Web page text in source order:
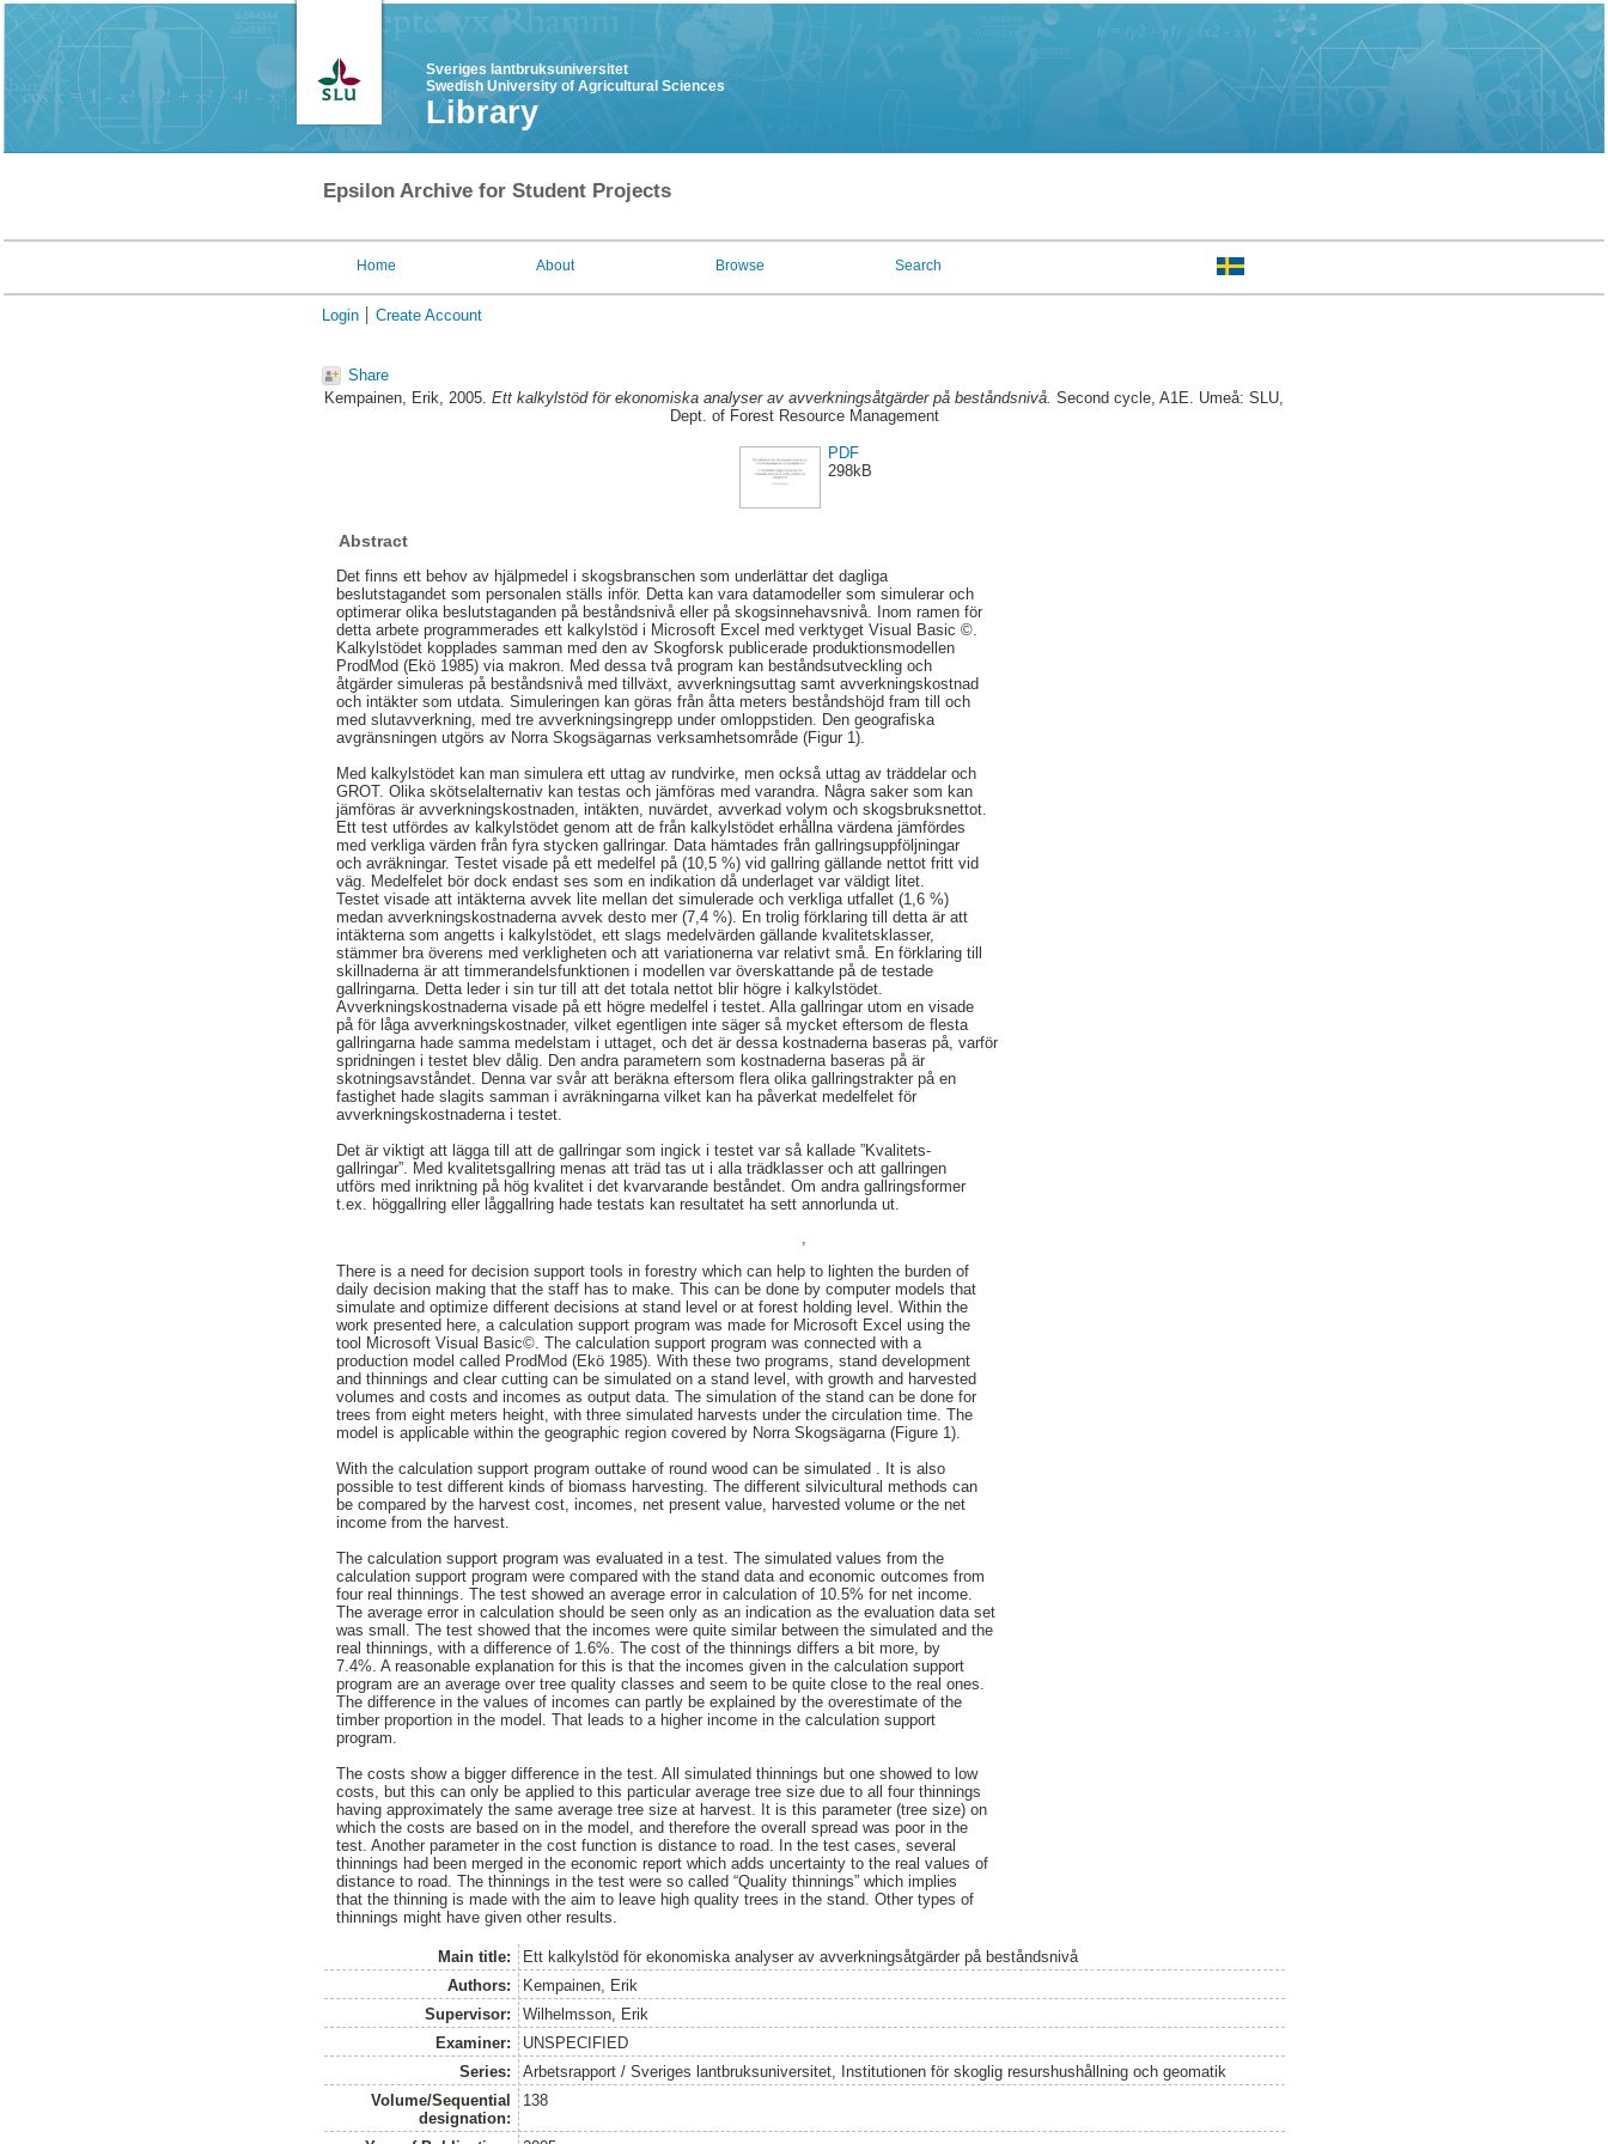
Sveriges lantbruksuniversitet
Swedish University of Agricultural Sciences
Library
Epsilon Archive for Student Projects
Home About Browse Search
Login Create Account
Share
Kempainen, Erik, 2005. Ett kalkylstöd för ekonomiska analyser av avverkningsåtgärder på beståndsnivå. Second cycle, A1E. Umeå: SLU,
Dept. of Forest Resource Management
PDF
298kB
Abstract
Det finns ett behov av hjälpmedel i skogsbranschen som underlättar det dagliga
beslutstagandet som personalen ställs inför. Detta kan vara datamodeller som simulerar och
optimerar olika beslutstaganden på beståndsnivå eller på skogsinnehavsnivå. Inom ramen för
detta arbete programmerades ett kalkylstöd i Microsoft Excel med verktyget Visual Basic ©.
Kalkylstödet kopplades samman med den av Skogforsk publicerade produktionsmodellen
ProdMod (Ekö 1985) via makron. Med dessa två program kan beståndsutveckling och
åtgärder simuleras på beståndsnivå med tillväxt, avverkningsuttag samt avverkningskostnad
och intäkter som utdata. Simuleringen kan göras från åtta meters beståndshöjd fram till och
med slutavverkning, med tre avverkningsingrepp under omloppstiden. Den geografiska
avgränsningen utgörs av Norra Skogsägarnas verksamhetsområde (Figur 1).
Med kalkylstödet kan man simulera ett uttag av rundvirke, men också uttag av träddelar och
GROT. Olika skötselalternativ kan testas och jämföras med varandra. Några saker som kan
jämföras är avverkningskostnaden, intäkten, nuvärdet, avverkad volym och skogsbruksnettot.
Ett test utfördes av kalkylstödet genom att de från kalkylstödet erhållna värdena jämfördes
med verkliga värden från fyra stycken gallringar. Data hämtades från gallringsuppföljningar
och avräkningar. Testet visade på ett medelfel på (10,5 %) vid gallring gällande nettot fritt vid
väg. Medelfelet bör dock endast ses som en indikation då underlaget var väldigt litet.
Testet visade att intäkterna avvek lite mellan det simulerade och verkliga utfallet (1,6 %)
medan avverkningskostnaderna avvek desto mer (7,4 %). En trolig förklaring till detta är att
intäkterna som angetts i kalkylstödet, ett slags medelvärden gällande kvalitetsklasser,
stämmer bra överens med verkligheten och att variationerna var relativt små. En förklaring till
skillnaderna är att timmerandelsfunktionen i modellen var överskattande på de testade
gallringarna. Detta leder i sin tur till att det totala nettot blir högre i kalkylstödet.
Avverkningskostnaderna visade på ett högre medelfel i testet. Alla gallringar utom en visade
på för låga avverkningskostnader, vilket egentligen inte säger så mycket eftersom de flesta
gallringarna hade samma medelstam i uttaget, och det är dessa kostnaderna baseras på, varför
spridningen i testet blev dålig. Den andra parametern som kostnaderna baseras på är
skotningsavståndet. Denna var svår att beräkna eftersom flera olika gallringstrakter på en
fastighet hade slagits samman i avräkningarna vilket kan ha påverkat medelfelet för
avverkningskostnaderna i testet.
Det är viktigt att lägga till att de gallringar som ingick i testet var så kallade ”Kvalitets-
gallringar”. Med kvalitetsgallring menas att träd tas ut i alla trädklasser och att gallringen
utförs med inriktning på hög kvalitet i det kvarvarande beståndet. Om andra gallringsformer
t.ex. höggallring eller låggallring hade testats kan resultatet ha sett annorlunda ut.
There is a need for decision support tools in forestry which can help to lighten the burden of
daily decision making that the staff has to make. This can be done by computer models that
simulate and optimize different decisions at stand level or at forest holding level. Within the
work presented here, a calculation support program was made for Microsoft Excel using the
tool Microsoft Visual Basic©. The calculation support program was connected with a
production model called ProdMod (Ekö 1985). With these two programs, stand development
and thinnings and clear cutting can be simulated on a stand level, with growth and harvested
volumes and costs and incomes as output data. The simulation of the stand can be done for
trees from eight meters height, with three simulated harvests under the circulation time. The
model is applicable within the geographic region covered by Norra Skogsägarna (Figure 1).
With the calculation support program outtake of round wood can be simulated . It is also
possible to test different kinds of biomass harvesting. The different silvicultural methods can
be compared by the harvest cost, incomes, net present value, harvested volume or the net
income from the harvest.
The calculation support program was evaluated in a test. The simulated values from the
calculation support program were compared with the stand data and economic outcomes from
four real thinnings. The test showed an average error in calculation of 10.5% for net income.
The average error in calculation should be seen only as an indication as the evaluation data set
was small. The test showed that the incomes were quite similar between the simulated and the
real thinnings, with a difference of 1.6%. The cost of the thinnings differs a bit more, by
7.4%. A reasonable explanation for this is that the incomes given in the calculation support
program are an average over tree quality classes and seem to be quite close to the real ones.
The difference in the values of incomes can partly be explained by the overestimate of the
timber proportion in the model. That leads to a higher income in the calculation support
program.
The costs show a bigger difference in the test. All simulated thinnings but one showed to low
costs, but this can only be applied to this particular average tree size due to all four thinnings
having approximately the same average tree size at harvest. It is this parameter (tree size) on
which the costs are based on in the model, and therefore the overall spread was poor in the
test. Another parameter in the cost function is distance to road. In the test cases, several
thinnings had been merged in the economic report which adds uncertainty to the real values of
distance to road. The thinnings in the test were so called “Quality thinnings” which implies
that the thinning is made with the aim to leave high quality trees in the stand. Other types of
thinnings might have given other results.
Main title:
Ett kalkylstöd för ekonomiska analyser av avverkningsåtgärder på beståndsnivå
Authors:
Kempainen, Erik
Supervisor:
Wilhelmsson, Erik
Examiner:
UNSPECIFIED
Series:
Arbetsrapport / Sveriges lantbruksuniversitet, Institutionen för skoglig resurshushållning och geomatik
Volume/Sequential
designation:
138